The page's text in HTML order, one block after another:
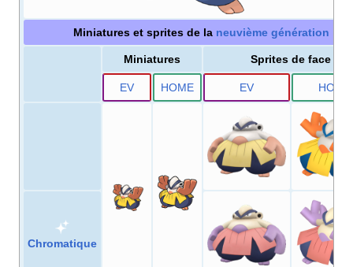
Miniatures et sprites de la neuvième génération
Miniatures Sprites de face
EV HOME EV HOME
Chromatique